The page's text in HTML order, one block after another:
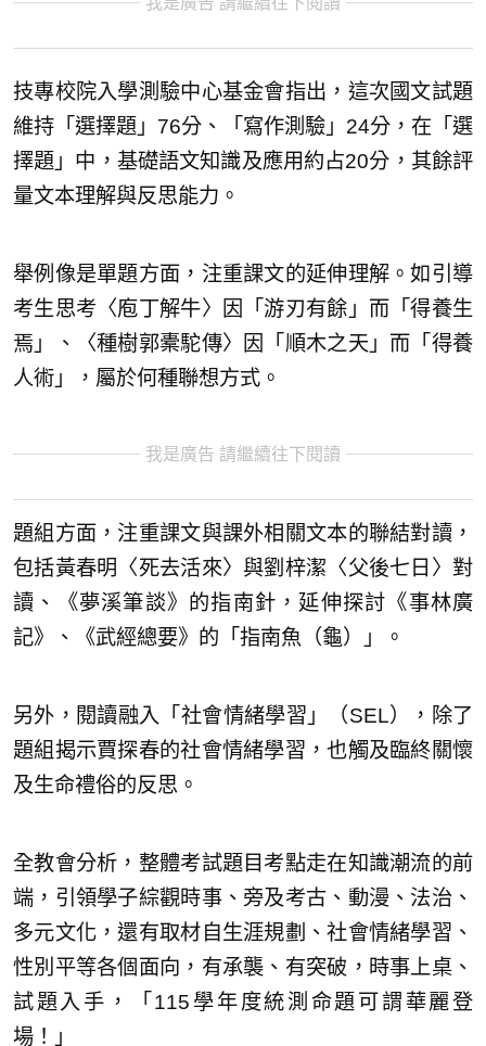
技專校院入學測驗中心基金會指出，這次國文試題
維持「選擇題」76分、「寫作測驗」24分，在「選
擇題」中，基礎語文知識及應用約占20分，其餘評
量文本理解與反思能力。
舉例像是單題方面，注重課文的延伸理解。如引導
考生思考〈庖丁解牛〉因「游刃有餘」而「得養生
焉」、〈種樹郭橐駝傳〉因「順木之天」而「得養
人術」，屬於何種聯想方式。
我是廣告 請繼續往下閱讀
題組方面，注重課文與課外相關文本的聯結對讀，
包括黃春明〈死去活來〉與劉梓潔〈父後七日〉對
讀、《夢溪筆談》的指南針，延伸探討《事林廣
記》、《武經總要》的「指南魚（龜）」。
另外，閱讀融入「社會情緒學習」（SEL），除了
題組揭示賈探春的社會情緒學習，也觸及臨終關懷
及生命禮俗的反思。
全教會分析，整體考試題目考點走在知識潮流的前
端，引領學子綜觀時事、旁及考古、動漫、法治、
多元文化，還有取材自生涯規劃、社會情緒學習、
性別平等各個面向，有承襲、有突破，時事上桌、
試題入手，「115學年度統測命題可謂華麗登
場！」